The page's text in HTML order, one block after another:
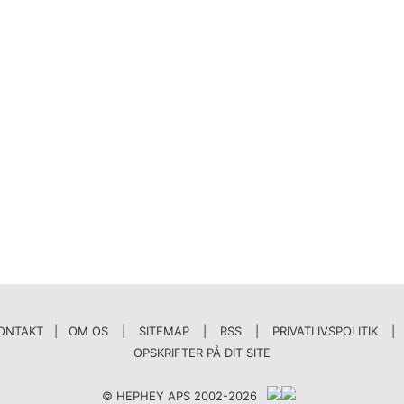
| OM OS SITEMAP RSS PRIVATLIVSPOLITIK
OPSKRIFTER PÅ DIT SITE
© HEPHEY APS 2002-2026